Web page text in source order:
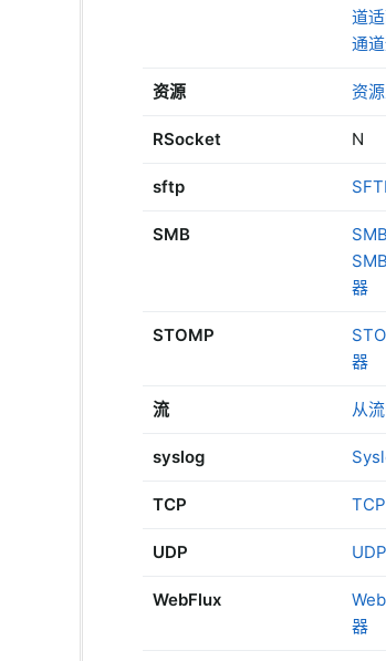
道
通
资源 资
RSocket N
sftp
SMB
器
STOMP
器
流 从
syslog
TCP
UDP
WebFlux
器